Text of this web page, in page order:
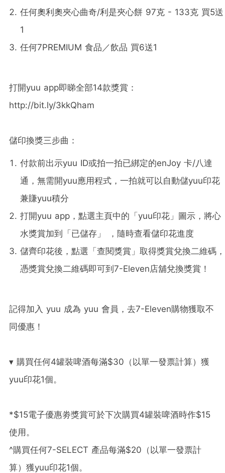
任何奧利奧夾心曲奇/利是夾心餅 97克 - 133克 買5送
1
任何7PREMIUM 食品／飲品 買6送1
打開yuu app即睇全部14款獎賞：
http://bit.ly/3kkQham
儲印換獎三步曲：
付款前出示yuu ID或拍一拍已綁定的enJoy 卡/八達
通，無需開yuu應用程式，一拍就可以自動儲yuu印花
兼賺yuu積分
打開yuu app，點選主頁中的「yuu印花」圖示，將心
水獎賞加到「已儲存」 ，隨時查看儲印花進度
儲齊印花後，點選「查閱獎賞」取得獎賞兌換二維碼，
憑獎賞兌換二維碼即可到7-Eleven店舖兌換獎賞！
記得加入 yuu 成為 yuu 會員，去7-Eleven購物獲取不
同優惠！
▾ 購買任何4罐裝啤酒每滿$30（以單一發票計算）獲
yuu印花1個。
*$15電子優惠劵獎賞可於下次購買4罐裝啤酒時作$15
使用。
^購買任何7-SELECT 產品每滿$20（以單一發票計
算）獲yuu印花1個。